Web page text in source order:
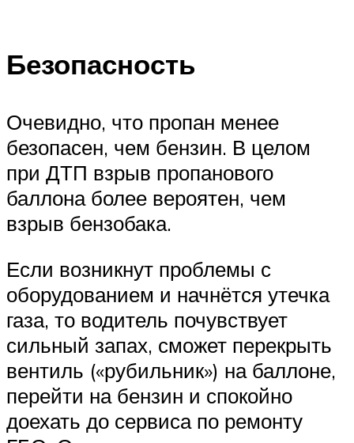
Безопасность
Очевидно, что пропан менее
безопасен, чем бензин. В целом
при ДТП взрыв пропанового
баллона более вероятен, чем
взрыв бензобака.
Если возникнут проблемы с
оборудованием и начнётся утечка
газа, то водитель почувствует
сильный запах, сможет перекрыть
вентиль («рубильник») на баллоне,
перейти на бензин и спокойно
доехать до сервиса по ремонту